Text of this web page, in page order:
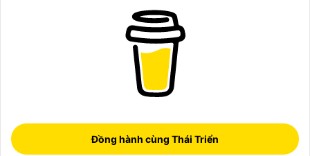
Đồng hành cùng Thái Triển